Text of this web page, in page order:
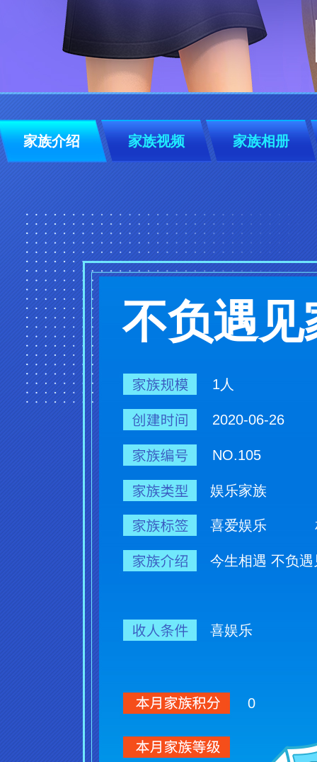
家族介绍 家族视频 家族相册
1人
2020-06-26
NO.105
不负遇见
娱乐家族
喜爱娱乐
今生相遇 不负遇
喜娱乐
0